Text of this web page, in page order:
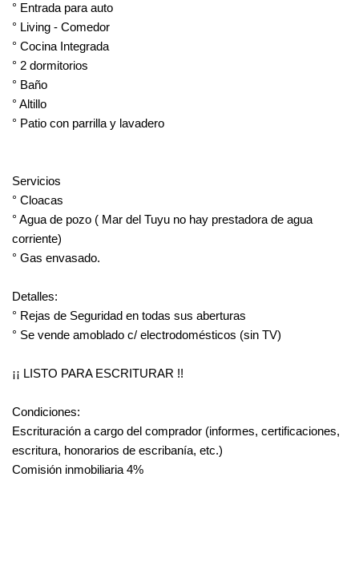
° Entrada para auto
° Living - Comedor
° Cocina Integrada
° 2 dormitorios
° Baño
° Altillo
° Patio con parrilla y lavadero
Servicios
° Cloacas
° Agua de pozo ( Mar del Tuyu no hay prestadora de agua
corriente)
° Gas envasado.
Detalles:
° Rejas de Seguridad en todas sus aberturas
° Se vende amoblado c/ electrodomésticos (sin TV)
¡¡ LISTO PARA ESCRITURAR !!
Condiciones:
Escrituración a cargo del comprador (informes, certificaciones,
escritura, honorarios de escribanía, etc.)
Comisión inmobiliaria 4%